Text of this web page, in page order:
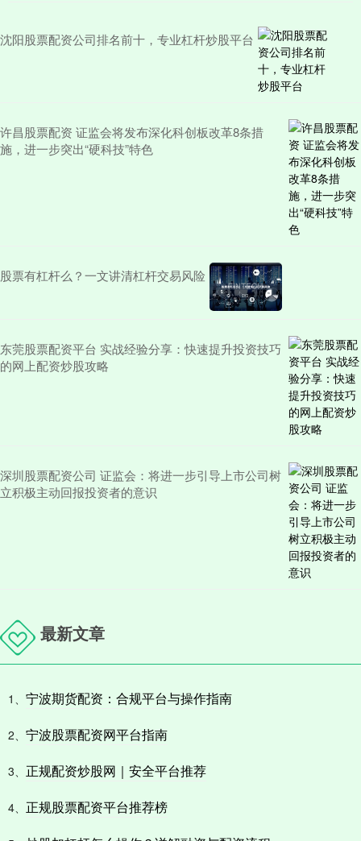
沈阳股票配资公司排名前十，专业杠杆炒股平台
许昌股票配资 证监会将发布深化科创板改革8条措
施，进一步突出“硬科技”特色
股票有杠杆么？一文讲清杠杆交易风险
东莞股票配资平台 实战经验分享：快速提升投资技巧
的网上配资炒股攻略
深圳股票配资公司 证监会：将进一步引导上市公司树
立积极主动回报投资者的意识
最新文章
1、 宁波期货配资：合规平台与操作指南
2、 宁波股票配资网平台指南
3、 正规配资炒股网｜安全平台推荐
4、 正规股票配资平台推荐榜